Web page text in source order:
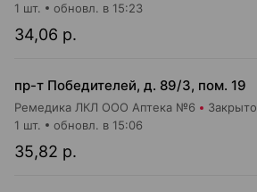
34,06 р.
1 шт. обновл. в 15:23
пр-т Победителей, д. 89/3, пом. 19
Ремедика ЛКЛ ООО Аптека №6 Закрыто
35,82 р.
1 шт. обновл. в 15:06